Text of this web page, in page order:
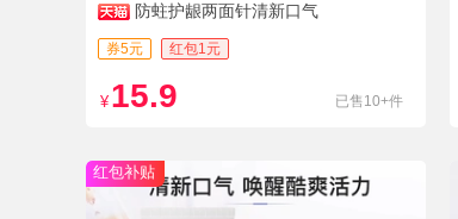
防蛀护龈两面针清新口气
券5元 红包1元
¥ 15.9 已售10+件
红包补贴